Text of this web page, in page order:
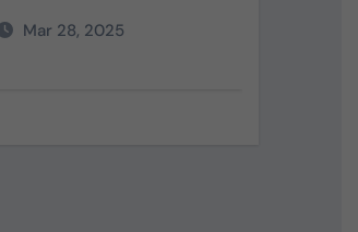
Mar 28, 2025